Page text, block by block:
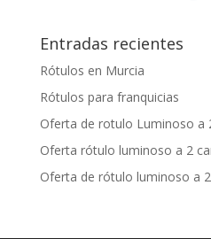
Entradas recientes
Rótulos en Murcia
Rótulos para franquicias
Oferta de rotulo Luminoso a
Oferta rótulo luminoso a 2
Oferta de rótulo luminoso a